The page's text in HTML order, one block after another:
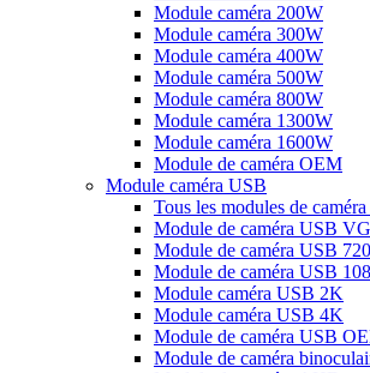
Module caméra 200W
Module caméra 300W
Module caméra 400W
Module caméra 500W
Module caméra 800W
Module caméra 1300W
Module caméra 1600W
Module de caméra OEM
Module caméra USB
Tous les modules de
Module de caméra USB
Module de caméra USB
Module de caméra USB
Module caméra USB 2K
Module caméra USB 4K
Module de caméra USB
Module de caméra